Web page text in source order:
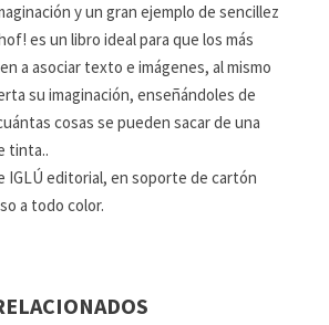
y un gran ejemplo de sencillez
es un libro ideal para que los más
a asociar texto e imágenes, al mismo
su imaginación, enseñándoles de
cosas se pueden sacar de una
tinta..
IGLÚ editorial, en soporte de cartón
a todo color.